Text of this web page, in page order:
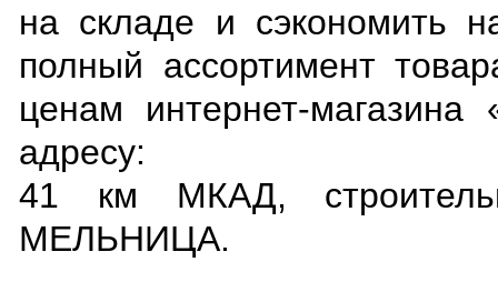
на складе и сэкономить
полный ассортимент
ценам интернет-
адресу:
41 км МКАД,
МЕЛЬНИЦА.